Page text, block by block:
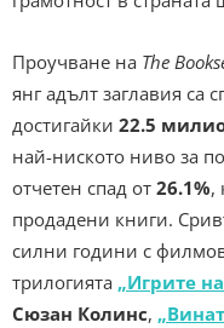
Проучване на The
янг адълт заглавия са
достигайки 22.5
най-ниското ниво за
отчетен спад от 26.1%,
продадени книги.
силни години с
трилогията „Игрите
Сюзан Колинс,